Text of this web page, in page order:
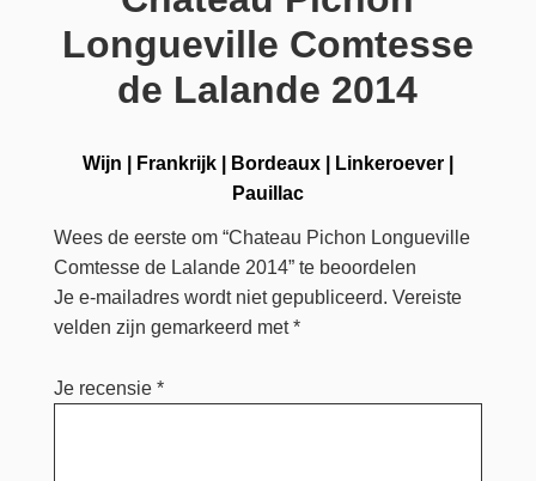
Longueville Comtesse
de Lalande 2014
Wijn Frankrijk| Bordeaux| Linkeroever|
Pauillac
Wees de eerste om “Chateau Pichon Longueville
Comtesse de Lalande 2014” te beoordelen
Je e-mailadres wordt niet gepubliceerd. Vereiste
velden zijn gemarkeerd met*
Je recensie *